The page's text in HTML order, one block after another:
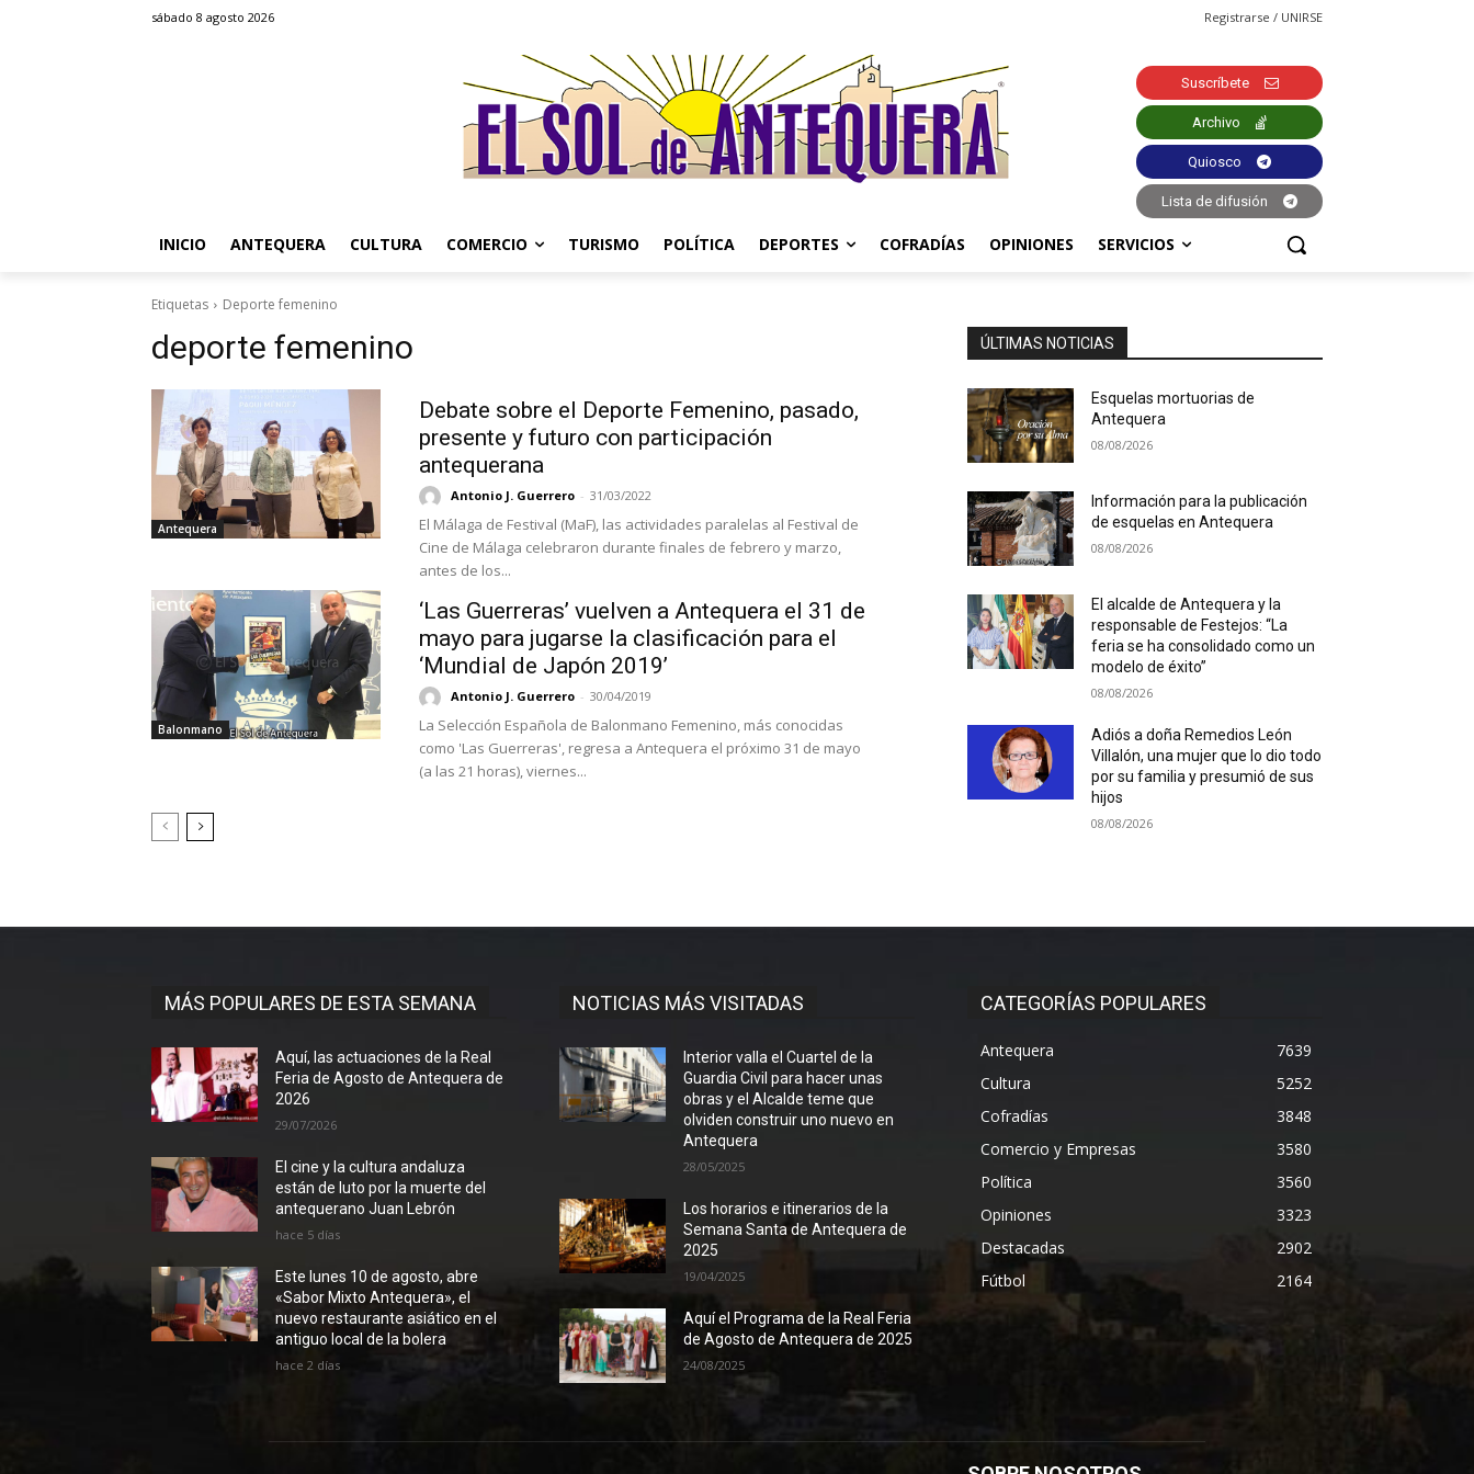
sábado 8 agosto 2026 Registrarse / UNIRSE
Suscríbete
Archivo
Quiosco
Lista de difusión
INICIO ANTEQUERA CULTURA COMERCIO TURISMO POLÍTICA DEPORTES COFRADÍAS OPINIONES SERVICIOS
Etiquetas Deporte femenino
deporte femenino
Antequera
Debate sobre el Deporte Femenino, pasado,
presente y futuro con participación
antequerana
Antonio J. Guerrero - 31/03/2022
El Málaga de Festival (MaF), las actividades paralelas al Festival de
Cine de Málaga celebraron durante finales de febrero y marzo,
antes de los...
Balonmano
‘Las Guerreras’ vuelven a Antequera el 31 de
mayo para jugarse la clasificación para el
‘Mundial de Japón 2019’
Antonio J. Guerrero - 30/04/2019
La Selección Española de Balonmano Femenino, más conocidas
como 'Las Guerreras', regresa a Antequera el próximo 31 de mayo
(a las 21 horas), viernes...
ÚLTIMAS NOTICIAS
Esquelas mortuorias de
Antequera
08/08/2026
Información para la publicación
de esquelas en Antequera
08/08/2026
El alcalde de Antequera y la
responsable de Festejos: “La
feria se ha consolidado como un
modelo de éxito”
08/08/2026
Adiós a doña Remedios León
Villalón, una mujer que lo dio todo
por su familia y presumió de sus
hijos
08/08/2026
MÁS POPULARES DE ESTA SEMANA
Aquí, las actuaciones de la Real
Feria de Agosto de Antequera de
2026
29/07/2026
El cine y la cultura andaluza
están de luto por la muerte del
antequerano Juan Lebrón
hace 5 días
Este lunes 10 de agosto, abre
«Sabor Mixto Antequera», el
nuevo restaurante asiático en el
antiguo local de la bolera
hace 2 días
NOTICIAS MÁS VISITADAS
Interior valla el Cuartel de la
Guardia Civil para hacer unas
obras y el Alcalde teme que
olviden construir uno nuevo en
Antequera
28/05/2025
Los horarios e itinerarios de la
Semana Santa de Antequera de
2025
19/04/2025
Aquí el Programa de la Real Feria
de Agosto de Antequera de 2025
24/08/2025
CATEGORÍAS POPULARES
Antequera
7639
Cultura
5252
Cofradías
3848
Comercio y Empresas
3580
Política
3560
Opiniones
3323
Destacadas
2902
Fútbol
2164